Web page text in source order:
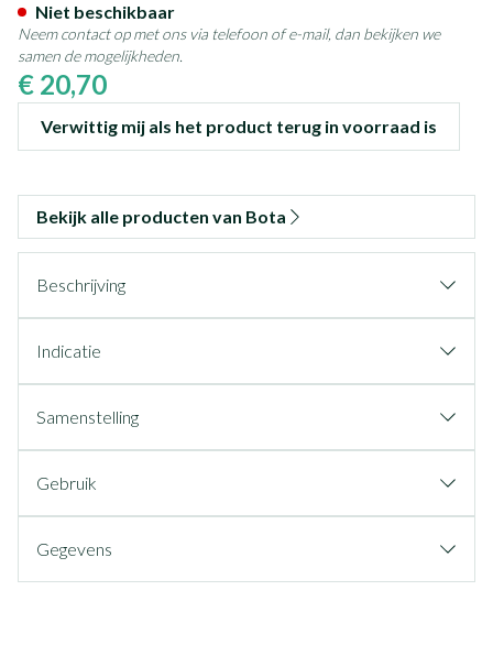
€ 20,70
Verwittig mij als het product terug in voorraad is
Niet beschikbaar
Neem contact op met ons via telefoon of e-mail, dan bekijken we
samen de mogelijkheden.
Bekijk alle producten van Bota
Beschrijving
Indicatie
Samenstelling
Gebruik
Gegevens